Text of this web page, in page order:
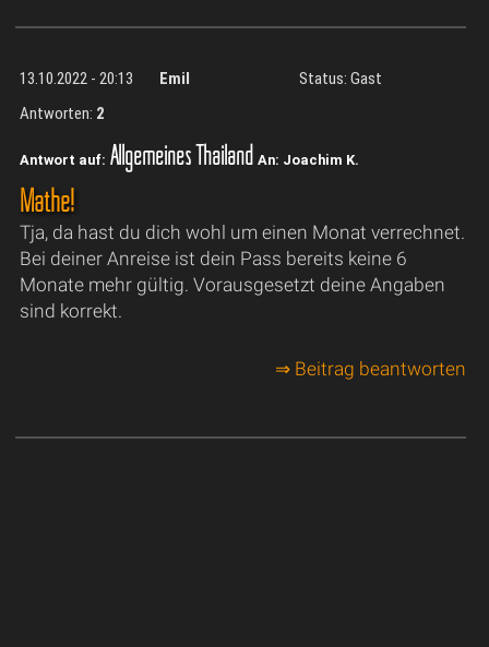
13.10.2022 - 20:13 Emil
Status: Gast
Antworten: 2
Antwort auf: Allgemeines Thailand An: Joachim K.
Mathe!
Tja, da hast du dich wohl um einen Monat verrechnet.
Bei deiner Anreise ist dein Pass bereits keine 6
Monate mehr gültig. Vorausgesetzt deine Angaben
sind korrekt.
⇒ Beitrag beantworten